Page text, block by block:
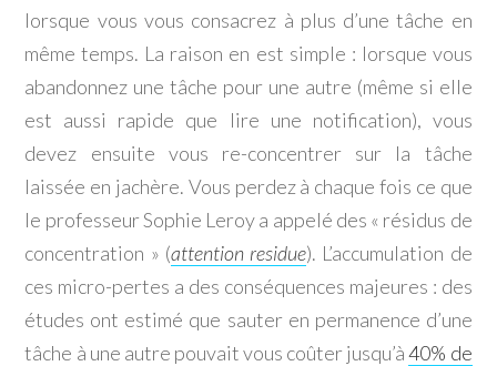
lorsque vous vous consacrez à plus d’une tâche en
même temps. La raison en est simple : lorsque vous
abandonnez une tâche pour une autre (même si elle
est aussi rapide que lire une notification), vous
devez ensuite vous re-concentrer sur la tâche
laissée en jachère. Vous perdez à chaque fois ce que
le professeur Sophie Leroy a appelé des « résidus de
concentration » (attention residue). L’accumulation de
ces micro-pertes a des conséquences majeures : des
études ont estimé que sauter en permanence d’une
tâche à une autre pouvait vous coûter jusqu’à40% de